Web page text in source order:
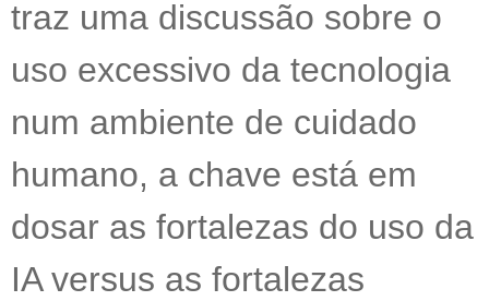
traz uma discussão sobre o
uso excessivo da tecnologia
num ambiente de cuidado
humano, a chave está em
dosar as fortalezas do uso da
IA versus as fortalezas